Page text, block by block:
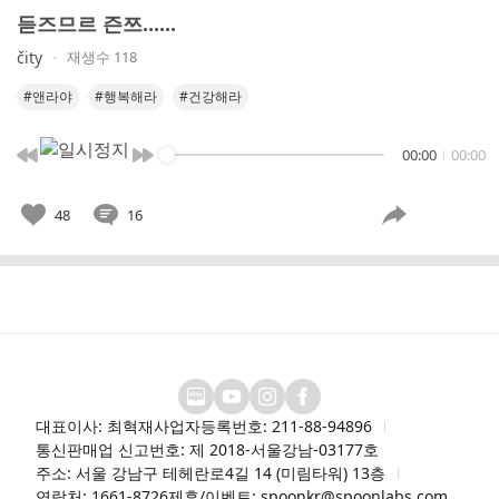
듣즈므르 즌쯔......
čity 재생수 118
#앤라야 #행복해라 #건강해라
00:00 00:00
48 16
대표이사: 최혁재사업자등록번호: 211-88-94896
통신판매업 신고번호: 제 2018-서울강남-03177호
주소: 서울 강남구 테헤란로4길 14 (미림타워) 13층